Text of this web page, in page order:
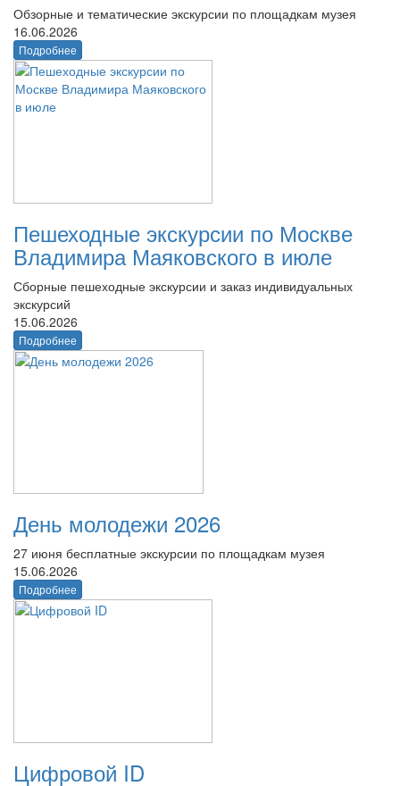
Обзорные и тематические экскурсии по площадкам музея
16.06.2026
Подробнее
Пешеходные экскурсии по Москве
Владимира Маяковского в июле
Сборные пешеходные экскурсии и заказ индивидуальных
экскурсий
15.06.2026
Подробнее
День молодежи 2026
27 июня бесплатные экскурсии по площадкам музея
15.06.2026
Подробнее
Цифровой ID